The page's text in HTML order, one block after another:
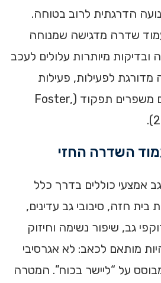
הדרגתית לרוב בטוחה.
שדרה מדגישה שמנוחה
מיותרות עלולים לעכב
לפעילות, פעילות
גופנית וחינוך מטופלים משפרים תפקוד (Foster,
השדרה החזי
אמצעי כוללים בדרך כלל
בית חזה, סיבובי גב עדינים,
גב, שיפור נשימה וחיזוק
מותאם לכאב: לא אגרסיבי
על “ליישר בכוח”. המטרה